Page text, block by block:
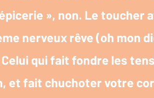
», non. Le toucher
nerveux rêve (oh mon
qui fait fondre les
et fait chuchoter votre